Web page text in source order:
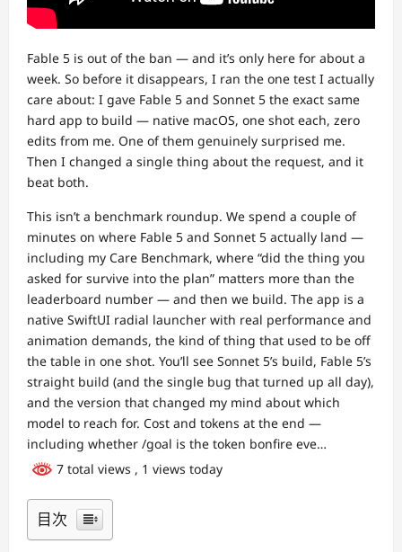
Fable 5 is out of the ban — and it’s only here for about a
week. So before it disappears, I ran the one test I actually
care about: I gave Fable 5 and Sonnet 5 the exact same
hard app to build — native macOS, one shot each, zero
edits from me. One of them genuinely surprised me.
Then I changed a single thing about the request, and it
beat both.
This isn’t a benchmark roundup. We spend a couple of
minutes on where Fable 5 and Sonnet 5 actually land —
including my Care Benchmark, where “did the thing you
asked for survive into the plan” matters more than the
leaderboard number — and then we build. The app is a
native SwiftUI radial launcher with real performance and
animation demands, the kind of thing that used to be off
the table in one shot. You’ll see Sonnet 5’s build, Fable 5’s
straight build (and the single bug that turned up all day),
and the version that changed my mind about which
model to reach for. Cost and tokens at the end —
including whether /goal is the token bonfire eve…
7 total views , 1 views today
目次